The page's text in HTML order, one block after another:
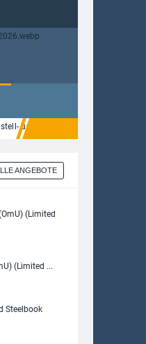
und Kaufcharts vom Juli 2026
ANGEBOTE
(Limited ...